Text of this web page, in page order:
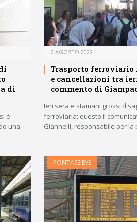
di
è
una
2 AGOSTO 2022
Trasporto
e cancellazioni tra
commento di
Ieri sera e stamani grossi
ferroviaria; questo il
Giannelli, responsabile per la
PONTASSIEVE